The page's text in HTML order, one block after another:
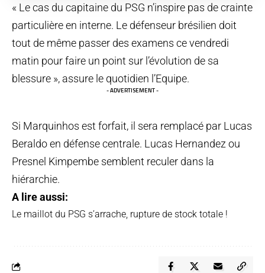
« Le cas du capitaine du PSG n’inspire pas de crainte
particulière en interne. Le défenseur brésilien doit
tout de même passer des examens ce vendredi
matin pour faire un point sur l’évolution de sa
blessure », assure le quotidien l’Equipe.
- ADVERTISEMENT -
Si Marquinhos est forfait, il sera remplacé par Lucas
Beraldo en défense centrale. Lucas Hernandez ou
Presnel Kimpembe semblent reculer dans la
hiérarchie.
A lire aussi:
Le maillot du PSG s’arrache, rupture de stock totale !